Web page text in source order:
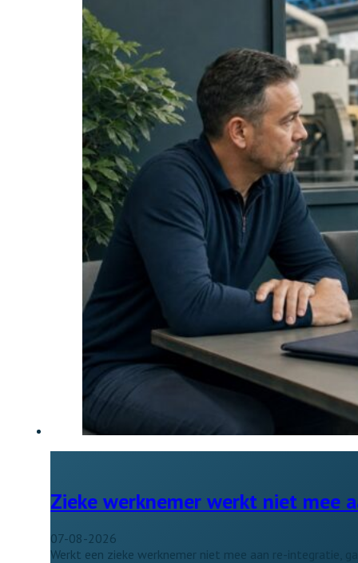
Zieke werknemer werkt niet mee
07-08-2026
Werkt een zieke werknemer niet mee aan re-